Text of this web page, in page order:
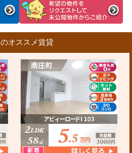
オススメ賃貸